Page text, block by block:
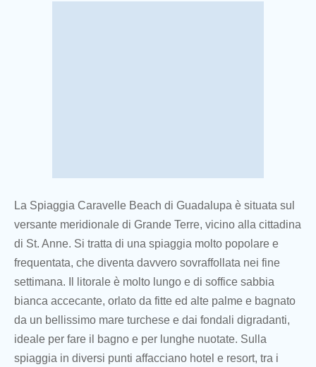
La Spiaggia Caravelle Beach di Guadalupa è situata sul
versante meridionale di Grande Terre, vicino alla cittadina
di St. Anne. Si tratta di una spiaggia molto popolare e
frequentata, che diventa davvero sovraffollata nei fine
settimana. Il litorale è molto lungo e di soffice sabbia
bianca accecante, orlato da fitte ed alte palme e bagnato
da un bellissimo mare turchese e dai fondali digradanti,
ideale per fare il bagno e per lunghe nuotate. Sulla
spiaggia in diversi punti affacciano hotel e resort, tra i